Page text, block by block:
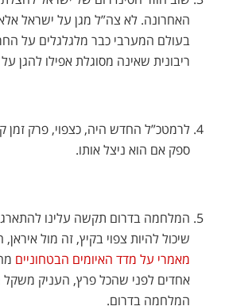
האחרונה. לא צה”ל מגן על ישראל אלא
בעולם המערבי כבר מלגלגלים על
ריבונית שאינה מסוגלת אפילו להגן
לרמטכ”ל החדש היה, כצפוי, פרק זמן
ספק אם הוא ניצל אותו.
המלחמה בדרום תקשה עלינו להתארגן
שיכול להיות צפוי בקיץ, זה מול
מאמרי על מדד האיומים הבטחוניים
אחדים לפני שהכל פרץ, העניק משקל
המלחמה בדרום.